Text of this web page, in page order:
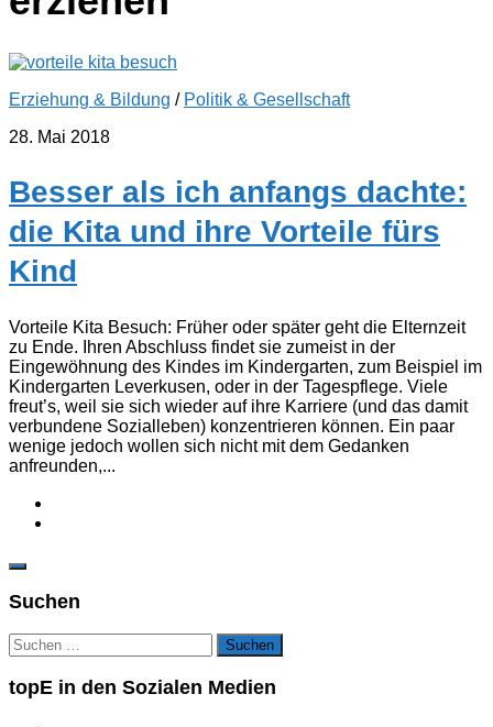
Erziehung & Bildung / Politik & Gesellschaft
28. Mai 2018
Besser als ich anfangs dachte:
die Kita und ihre Vorteile fürs
Kind
Vorteile Kita Besuch: Früher oder später geht die Elternzeit
zu Ende. Ihren Abschluss findet sie zumeist in der
Eingewöhnung des Kindes im Kindergarten, zum Beispiel im
Kindergarten Leverkusen, oder in der Tagespflege. Viele
freut’s, weil sie sich wieder auf ihre Karriere (und das damit
verbundene Sozialleben) konzentrieren können. Ein paar
wenige jedoch wollen sich nicht mit dem Gedanken
anfreunden,...
Suchen
Suchen
nach:
topE in den Sozialen Medien